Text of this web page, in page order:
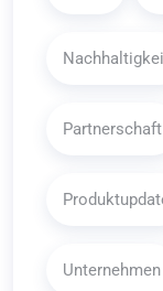
Partnerschaft
Unternehmen